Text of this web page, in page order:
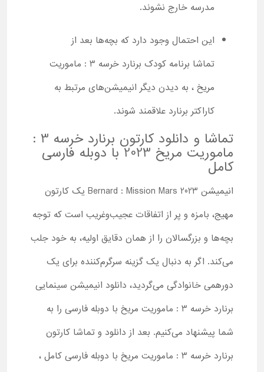
مدرسه خارج نشوند.
این احتمال وجود دارد که بچه‌ها بعد از
تماشا برنامه کودک برنارد خرسه 3 : ماموریت
مریخ ، به دیدن دیگر انیمیشن‌های مرتبط به
کاراکتر برنارد علاقمند شوند.
تماشا و دانلود کارتون برنارد خرسه 3 :
ماموریت مریخ 2023 با دوبله فارسی
کامل
انیمیشن Bernard : Mission Mars 2023 یک کارتون
مهیج، بامزه و پر از اتفاقات عجیب‌وغریب است که توجه
بچه‌ها و بزرگسالان را از همان دقایق اولیه، به خود جلب
می‌کند. اگر به دنبال یک گزینه سرگرم‌کننده برای یک
دورهمی خانوادگی می‌گردید، دانلود انیمیشن سینمایی
برنارد خرسه 3 : ماموریت مریخ با دوبله فارسی را به
شما پیشنهاد می‌کنیم. بعد از دانلود و تماشا کارتون
برنارد خرسه 3 : ماموریت مریخ با دوبله فارسی کامل ،